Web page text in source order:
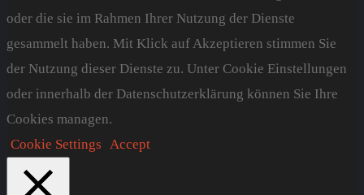
oder die sie im Rahmen Ihrer Nutzung der Dienste
gesammelt haben. Mit Klick auf Akzeptieren stimmen Sie
der Nutzung dieser Dienste zu. Unter Cookie Einstellungen
oder innerhalb der Datenschutzerklärung können Sie Ihre
Cookies managen.
Cookie Settings
Accept